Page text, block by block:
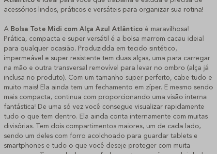
acessórios lindos, práticos e versáteis para organizar sua rotina!
A Bolsa Tote Midi com Alça Azul Atlântico é maravilhosa!
Prática, compacta e super versátil é a bolsa marrom cacau ideial
para qualquer ocasião. Produzidda em tecido sintético,
impermeável e super resistente tem duas alças, uma para carregar
na mão e outra transversal removível para levar no ombro (alça já
inclusa no produto). Com um tamanho super perfeito, cabe tudo e
muito mais! Ela ainda tem um fechamento em zíper. E mesmo sendo
mais compacta, continua com proporcionando uma visão interna
fantástica! De uma só vez você consegue visualizar rapidamente
tudo o que tem dentro. Ela ainda conta internamente com muitas
divisórias. Tem dois compartimentos maiores, um de cada lado,
sendo um deles com forro acolchoado para guardar tablets e
smartphones e tudo o que você deseje proteger com muita